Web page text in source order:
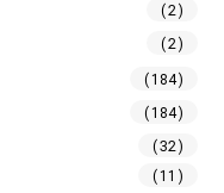
(2)
(2)
(184)
(184)
(32)
(11)